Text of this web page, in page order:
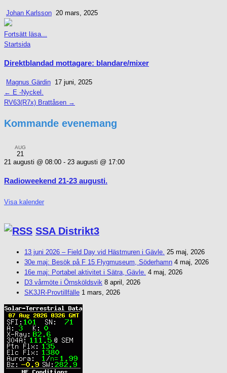
Johan Karlsson 20 mars, 2025
Fortsätt läsa...
Posted
Startsida
Direktblandad mottagare: blandare/mixer
Magnus Gärdin 17 juni, 2025
Inläggsnavigering
← E -Nyckel.
RV63(R7x) Brattåsen →
Kommande evenemang
AUG
21
21 augusti @ 08:00 - 23 augusti @ 17:00
Radioweekend 21-23 augusti.
Visa kalender
SSA Distrikt3
13 juni 2026 – Field Day vid Hästmuren i Gävle. 25 maj, 2026
30e maj: Besök på F 15 Flygmuseum, Söderhamn 4 maj, 2026
16e maj: Portabel aktivitet i Sätra, Gävle. 4 maj, 2026
D3 vårmöte i Örnsköldsvik 8 april, 2026
SK3JR-Provtillfälle 1 mars, 2026